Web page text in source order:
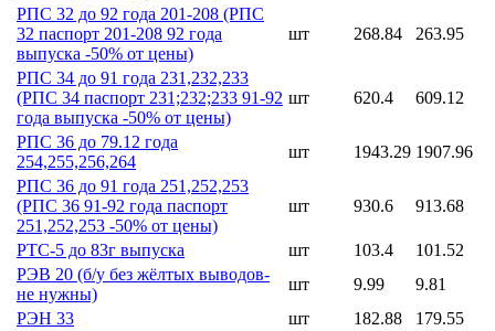
РПС 32 до 92 года 201-208 (РПС
32 паспорт 201-208 92 года
выпуска -50% от цены)
шт 268.84 263.95
РПС 34 до 91 года 231,232,233
(РПС 34 паспорт 231;232;233 91-92
года выпуска -50% от цены)
шт 620.4 609.12
РПС 36 до 79.12 года
254,255,256,264
шт 1943.29 1907.96
РПС 36 до 91 года 251,252,253
(РПС 36 91-92 года паспорт
251,252,253 -50% от цены)
шт 930.6 913.68
РТС-5 до 83г выпуска шт 103.4
101.52
РЭВ 20 (б/у без жёлтых выводов-
не нужны)
шт 9.99
9.81
РЭН 33
шт 182.88
179.55